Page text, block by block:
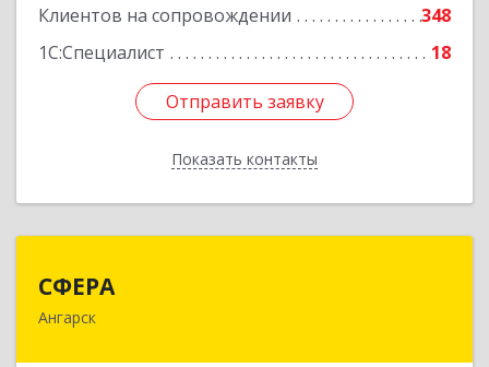
Клиентов на сопровождении
348
1С:Специалист
18
Отправить заявку
Показать контакты
Отправить заявку
Назад
СФЕРА
Ангарск665816, Иркутская обл, Ангарск г, 177-й кв-л,